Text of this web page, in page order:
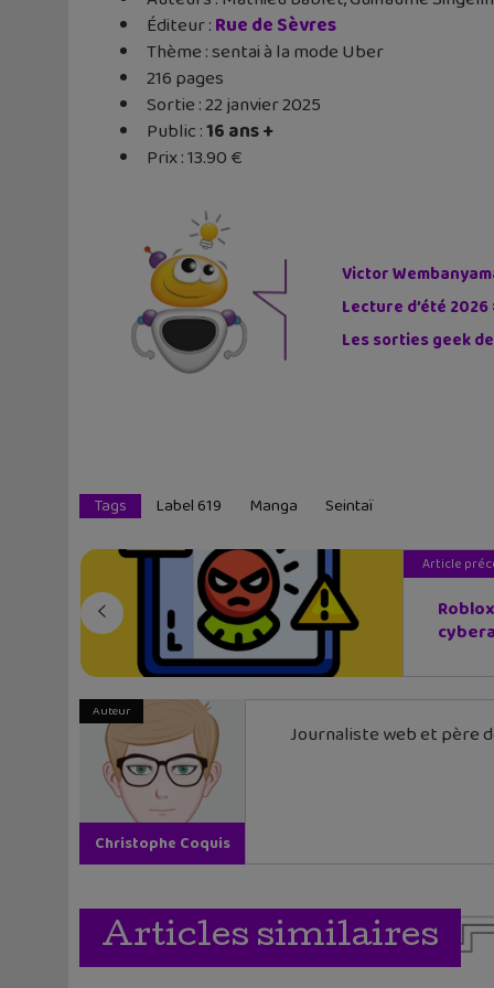
Éditeur ‏:Rue de Sèvres
Thème : sentai à la mode Uber
216 pages
Sortie : 22 janvier 2025
Public :16 ans +
Prix : 13.90 €
Victor
Lecture d’été
Les sorties geek
Tags Label 619 Manga Seintaï
Article
Auteur
Christophe Coquis
Journaliste web et père
Articles similaires